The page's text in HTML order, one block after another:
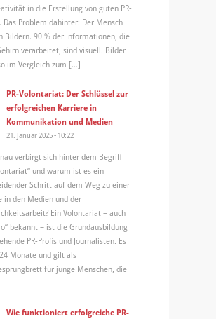
in die Erstellung von guten PR-
Das Problem dahinter: Der Mensch
Bildern. 90 % der Informationen, die
verarbeitet, sind visuell. Bilder
im Vergleich zum […]
PR-Volontariat: Der Schlüssel zur
erfolgreichen Karriere in
Kommunikation und Medien
21. Januar 2025 - 10:22
verbirgt sich hinter dem Begriff
und warum ist es ein
Schritt auf dem Weg zu einer
in den Medien und der
Ein Volontariat – auch
bekannt – ist die Grundausbildung
PR-Profis und Journalisten. Es
Monate und gilt als
für junge Menschen, die
Wie funktioniert erfolgreiche PR-